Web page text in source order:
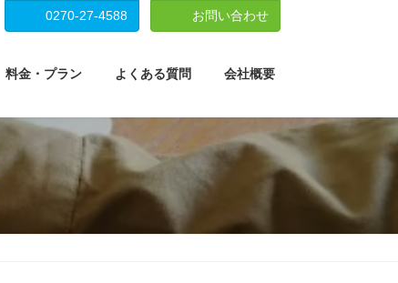
0270-27-4588 お問い合わせ
料金・プラン よくある質問 会社概要